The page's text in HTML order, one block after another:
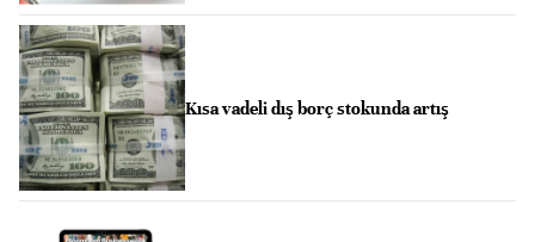
Kısa vadeli dış borç stokunda artış